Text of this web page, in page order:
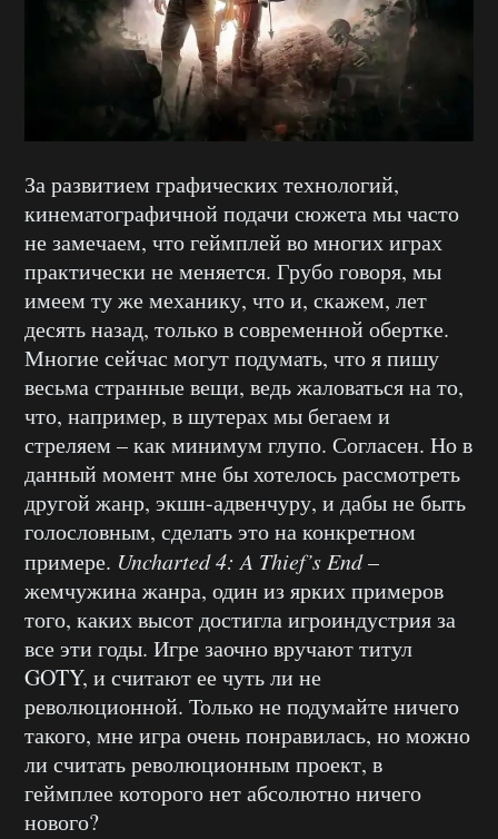
За развитием графических технологий,
кинематографичной подачи сюжета мы часто
не замечаем, что геймплей во многих играх
практически не меняется. Грубо говоря, мы
имеем ту же механику, что и, скажем, лет
десять назад, только в современной обертке.
Многие сейчас могут подумать, что я пишу
весьма странные вещи, ведь жаловаться на то,
что, например, в шутерах мы бегаем и
стреляем – как минимум глупо. Согласен. Но в
данный момент мне бы хотелось рассмотреть
другой жанр, экшн-адвенчуру, и дабы не быть
голословным, сделать это на конкретном
примере. Uncharted 4:A Thief’sEnd–
жемчужина жанра, один из ярких примеров
того, каких высот достигла игроиндустрия за
все эти годы. Игре заочно вручают титул
GOTY, и считают ее чуть ли не
революционной. Только не подумайте ничего
такого, мне игра очень понравилась, но можно
ли считать революционным проект, в
геймплее которого нет абсолютно ничего
нового?